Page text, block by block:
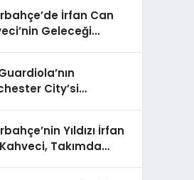
İrfan Can
Geleceği
City’si
Yıldızı İrfan
Takımda